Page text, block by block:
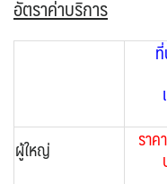
อัตราค่าบริการ
ผู้ใหญ่ รา